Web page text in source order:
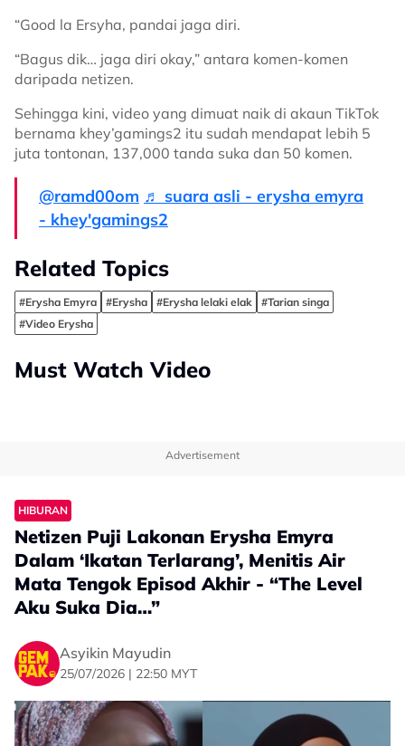
“Good la Ersyha, pandai jaga diri.
“Bagus dik… jaga diri okay,” antara komen-komen
daripada netizen.
Sehingga kini, video yang dimuat naik di akaun TikTok
bernama khey’gamings2 itu sudah mendapat lebih 5
juta tontonan, 137,000 tanda suka dan 50 komen.
@ramd00om ♬ suara asli - erysha emyra
- khey'gamings2
Related Topics
#Erysha Emyra #Erysha #Erysha lelaki elak
#Tarian singa
#Video Erysha
Must Watch Video
Advertisement
HIBURAN
Netizen Puji Lakonan Erysha Emyra
Dalam ‘Ikatan Terlarang’, Menitis Air
Mata Tengok Episod Akhir - “The Level
Aku Suka Dia…”
Asyikin Mayudin
25/07/2026 | 22:50 MYT